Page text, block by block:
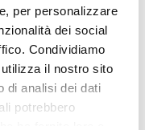
per personalizzare
dei social
Condividiamo
il nostro sito
di analisi dei dati
potrebbero
tecnici , le foto e i
riportare errori
della base
telefonicamente o via
prezzo e dotazione del
per eventuali